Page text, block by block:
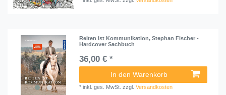
Reiten ist Kommunikation, Stephan Fischer -
Hardcover Sachbuch
36,00 € *
In den Warenkorb
*inkl. ges. MwSt. zzgl.Versandkosten